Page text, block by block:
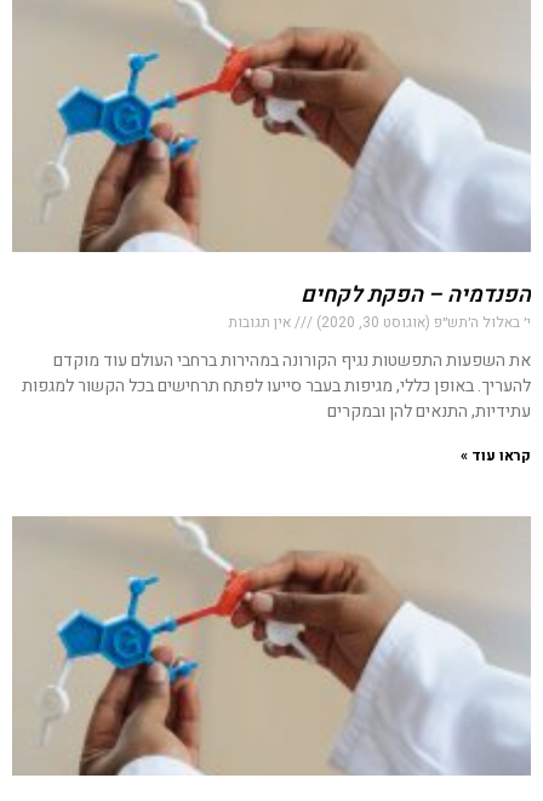
הפנדמיה – הפקת לקחים
י׳ באלול ה׳תש״פ (אוגוסט 30, 2020) אין תגובות
את השפעות התפשטות נגיף הקורונה במהירות ברחבי העולם עוד מוקדם
להעריך. באופן כללי, מגיפות בעבר סייעו לפתח תרחישים בכל הקשור למגפות
עתידיות, התנאים להן ובמקרים
קראו עוד »